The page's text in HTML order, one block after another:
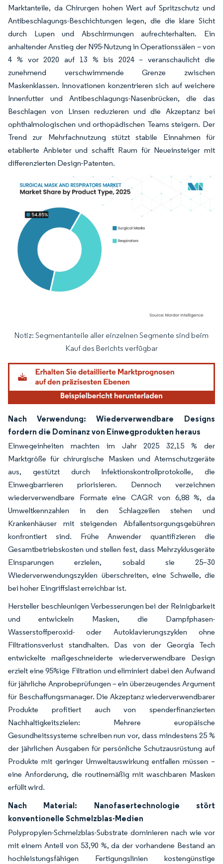
Marktanteile, da Chirurgen hohen Wert auf Spritzschutz und
Antibeschlagungs-Beschichtungen legen, die die klare Sicht
durch Lupen und Abschirmungen aufrechterhalten. Ein
anhaltender Anstieg der N95-Nutzung in Operationssälen – von
4 % vor 2020 auf 13 % bis 2024 – veranschaulicht die
zunehmend verschwimmende Grenze zwischen
Maskenklassen. Innovationen konzentrieren sich auf weichere
Innenfutter und Antibeschlagungs-Nasenbrücken, die das
Beschlagen von Linsen reduzieren und die Akzeptanz bei
ophthalmologischen und orthopädischen Teams steigern. Der
Trend zur Mehrfachnutzung stützt stabile Einnahmen für
etablierte Anbieter und schafft Raum für Neueinsteiger mit
differenzierten Design-Patenten.
Bild © Mordor Intelligence. Wiederverwendung erfordert Namensnennung
Notiz: Segmentanteile aller einzelnen Segmente sind beim
Kauf des Berichts verfügbar
Nach Verwendung: Wiederverwendbare Designs
fordern die Dominanz von Einwegprodukten heraus
Einwegeinheiten machten im Jahr 2025 32,15 % der
Marktgröße für chirurgische Masken und Atemschutzgeräte
aus, gestützt durch Infektionskontrollprotokolle, die
Einwegbarrieren priorisieren. Dennoch verzeichnen
wiederverwendbare Formate eine CAGR von 6,88 %, da
Umweltkennzahlen in den Schlagzeilen stehen und
Krankenhäuser mit steigenden Abfallentsorgungsgebühren
konfrontiert sind. Frühe Anwender quantifizieren die
Gesamtbetriebskosten und stellen fest, dass Mehrzyklusgeräte
Einsparungen erzielen, sobald sie 25–30
Wiederverwendungszyklen überschreiten, eine Schwelle, die
bei hoher Eingriffslast erreichbar ist.
Hersteller beschleunigen Verbesserungen bei der Reinigbarkeit
und entwickeln Masken, die Dampfphasen-
Wasserstoffperoxid- oder Autoklavierungszyklen ohne
Filtrationsverlust standhalten. Das von der Georgia Tech
entwickelte maßgeschneiderte wiederverwendbare Design
erzielt eine 95%ige Filtration und eliminiert dabei den Aufwand
für jährliche Anprobeprüfungen – ein überzeugendes Argument
für Beschaffungsmanager. Die Akzeptanz wiederverwendbarer
Produkte profitiert auch von spenderfinanzierten
Nachhaltigkeitszielen: Mehrere europäische
Gesundheitssysteme schreiben nun vor, dass mindestens 25 %
der jährlichen Ausgaben für persönliche Schutzausrüstung auf
Produkte mit geringer Umweltauswirkung entfallen müssen –
eine Anforderung, die routinemäßig mit waschbaren Masken
erfüllt wird.
Nach Material: Nanofasertechnologie stört
konventionelle Schmelzblas-Medien
Polypropylen-Schmelzblas-Substrate dominieren nach wie vor
mit einem Anteil von 53,90 %, da der vorhandene Bestand an
hochleistungsfähigen Fertigungslinien kostengünstige